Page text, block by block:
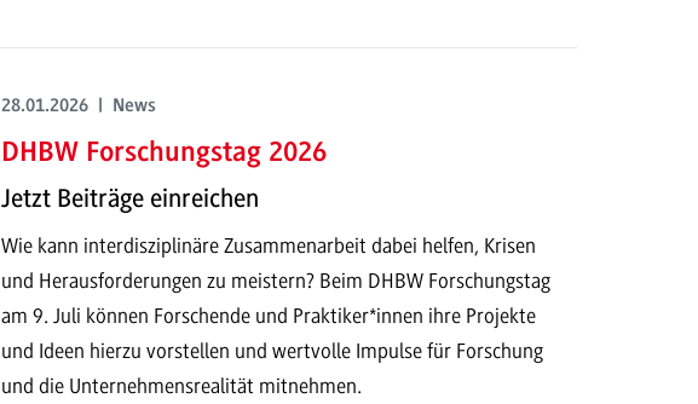
28.01.2026 | News
DHBW Forschungstag 2026
Jetzt Beiträge einreichen
Wie kann interdisziplinäre Zusammenarbeit dabei helfen, Krisen
und Herausforderungen zu meistern? Beim DHBW Forschungstag
am 9. Juli können Forschende und Praktiker*innen ihre Projekte
und Ideen hierzu vorstellen und wertvolle Impulse für Forschung
und die Unternehmensrealität mitnehmen.